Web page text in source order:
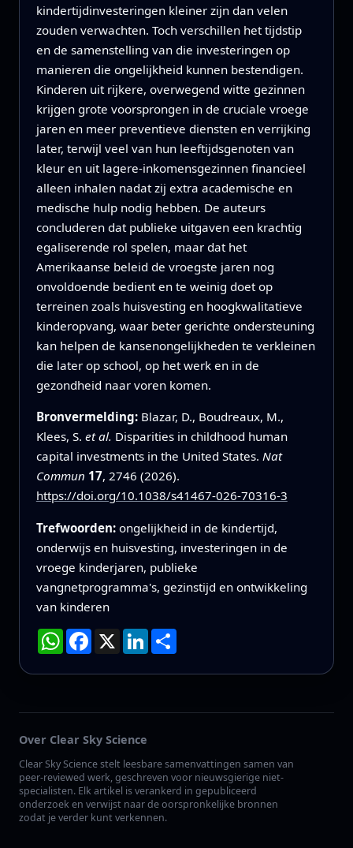
kindertijdinvesteringen kleiner zijn dan velen
zouden verwachten. Toch verschillen het tijdstip
en de samenstelling van die investeringen op
manieren die ongelijkheid kunnen bestendigen.
Kinderen uit rijkere, overwegend witte gezinnen
krijgen grote voorsprongen in de cruciale vroege
jaren en meer preventieve diensten en verrijking
later, terwijl veel van hun leeftijdsgenoten van
kleur en uit lagere-inkomensgezinnen financieel
alleen inhalen nadat zij extra academische en
medische hulp nodig hebben. De auteurs
concluderen dat publieke uitgaven een krachtig
egaliserende rol spelen, maar dat het
Amerikaanse beleid de vroegste jaren nog
onvoldoende bedient en te weinig doet op
terreinen zoals huisvesting en hoogkwalitatieve
kinderopvang, waar beter gerichte ondersteuning
kan helpen de kansenongelijkheden te verkleinen
die later op school, op het werk en in de
gezondheid naar voren komen.
Bronvermelding: Blazar, D., Boudreaux, M.,
Klees, S. et al. Disparities in childhood human
capital investments in the United States. Nat
Commun 17, 2746 (2026).
https://doi.org/10.1038/s41467-026-70316-3
Trefwoorden: ongelijkheid in de kindertijd,
onderwijs en huisvesting, investeringen in de
vroege kinderjaren, publieke
vangnetprogramma's, gezinstijd en ontwikkeling
van kinderen
WhatsApp
Facebook
X LinkedIn
Deel
Over Clear Sky Science
Clear Sky Science stelt leesbare samenvattingen samen van
peer-reviewed werk, geschreven voor nieuwsgierige niet-
specialisten. Elk artikel is verankerd in gepubliceerd
onderzoek en verwijst naar de oorspronkelijke bronnen
zodat je verder kunt verkennen.